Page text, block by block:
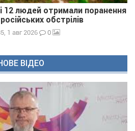
12 людей отримали поранення
обстрілів
1 авг 2026 0
ВІДЕО